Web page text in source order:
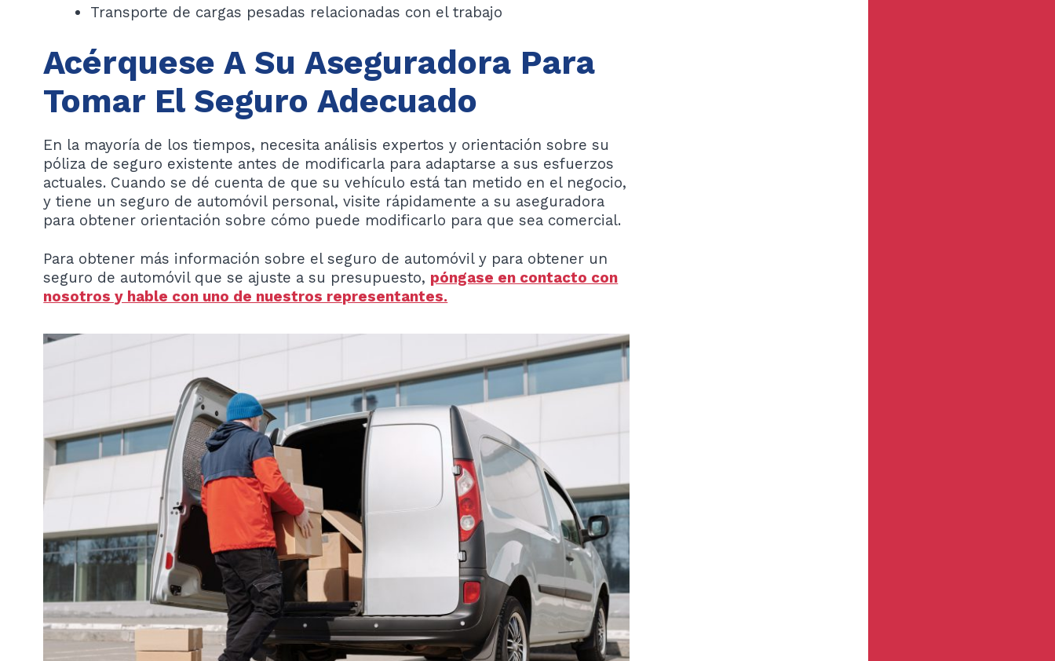
Transporte de cargas pesadas relacionadas con el trabajo
Acérquese A Su Aseguradora Para
Tomar El Seguro Adecuado
En la mayoría de los tiempos, necesita análisis expertos y orientación sobre su
póliza de seguro existente antes de modificarla para adaptarse a sus esfuerzos
actuales. Cuando se dé cuenta de que su vehículo está tan metido en el negocio,
y tiene un seguro de automóvil personal, visite rápidamente a su aseguradora
para obtener orientación sobre cómo puede modificarlo para que sea comercial.
Para obtener más información sobre el seguro de automóvil y para obtener un
seguro de automóvil que se ajuste a su presupuesto, póngase en contacto con
nosotros y hable con uno de nuestros representantes.